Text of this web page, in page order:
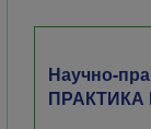
Научно-
ПРАКТИКА